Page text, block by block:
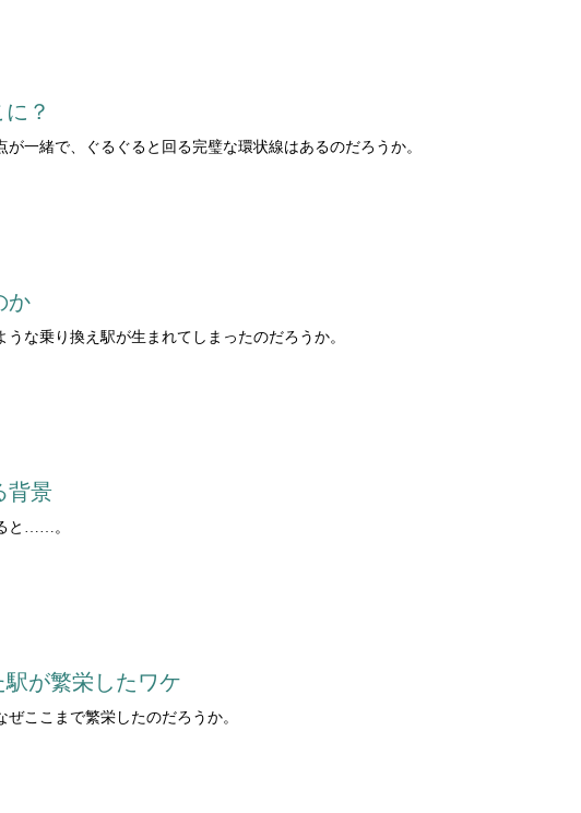
？
一緒で、ぐるぐると回る完璧な環状線はあるのだろうか。
か
な乗り換え駅が生まれてしまったのだろうか。
背景
と……。
が繁栄したワケ
ここまで繁栄したのだろうか。